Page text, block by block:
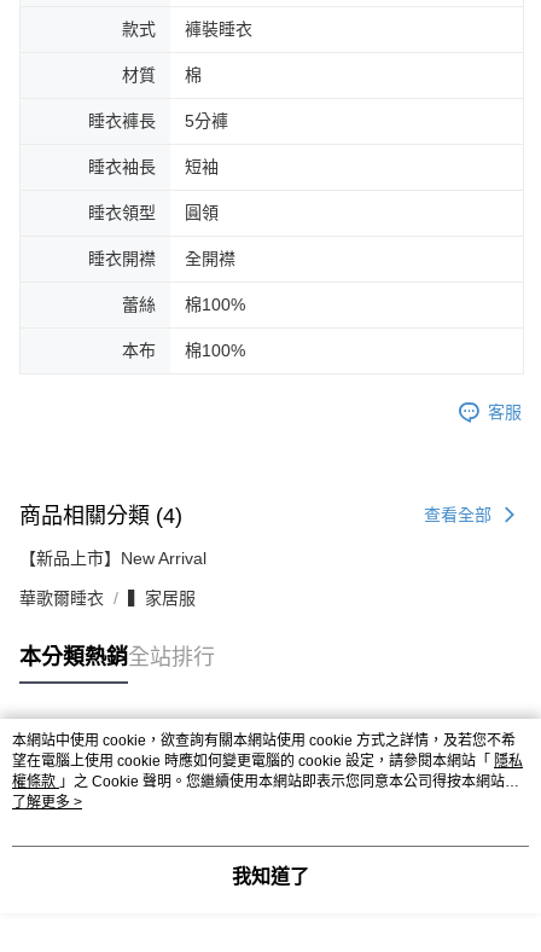
款式 褲裝睡衣
材質 棉
睡衣褲長 5分褲
睡衣袖長 短袖
睡衣領型 圓領
睡衣開襟 全開襟
蕾絲 棉100%
本布 棉100%
客服
商品相關分類 (4) 查看全部
【新品上市】New Arrival
華歌爾睡衣 ▍家居服
本分類熱銷全站排行
熱門標籤
本網站中使用 cookie，欲查詢有關本網站使用 cookie 方式之詳情，及若您不希
望在電腦上使用 cookie 時應如何變更電腦的 cookie 設定，請參閱本網站「 隱私
權條款 」之 Cookie 聲明。您繼續使用本網站即表示您同意本公司得按本網站使
用條款之 Cookie 聲明使用 cookie。
了解更多 >
我知道了